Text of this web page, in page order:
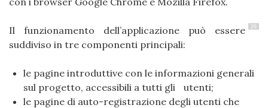
29
Il funzionamento dell’applicazione può essere
suddiviso in tre componenti principali:
le pagine introduttive con le informazioni generali
sul progetto, accessibili a tutti gli utenti;
le pagine di auto-registrazione degli utenti che